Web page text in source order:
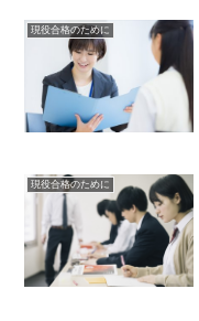
現役合格のために
現役合格のために